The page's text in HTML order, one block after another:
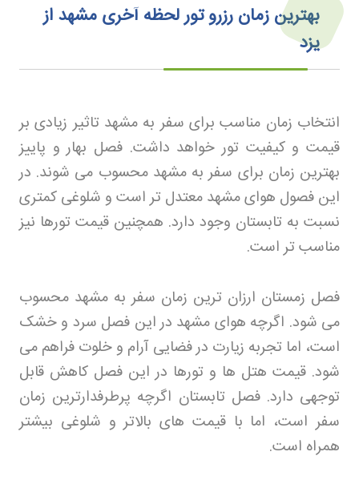
بهترین زمان رزرو تور لحظه آخری مشهد از
یزد
انتخاب زمان مناسب برای سفر به مشهد تاثیر زیادی بر
قیمت و کیفیت تور خواهد داشت. فصل بهار و پاییز
بهترین زمان برای سفر به مشهد محسوب می شوند. در
این فصول هوای مشهد معتدل تر است و شلوغی کمتری
نسبت به تابستان وجود دارد. همچنین قیمت تورها نیز
مناسب تر است.
فصل زمستان ارزان ترین زمان سفر به مشهد محسوب
می شود. اگرچه هوای مشهد در این فصل سرد و خشک
است، اما تجربه زیارت در فضایی آرام و خلوت فراهم می
شود. قیمت هتل ها و تورها در این فصل کاهش قابل
توجهی دارد. فصل تابستان اگرچه پرطرفدارترین زمان
سفر است، اما با قیمت های بالاتر و شلوغی بیشتر
همراه است.